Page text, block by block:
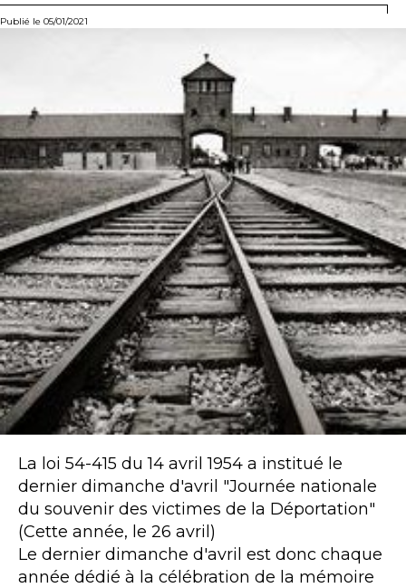
Publié le 05/01/2021
La loi 54-415 du 14 avril 1954 a institué le
dernier dimanche d'avril "Journée nationale
du souvenir des victimes de la Déportation"
(Cette année, le 26 avril)
Le dernier dimanche d'avril est donc chaque
année dédié à la célébration de la mémoire